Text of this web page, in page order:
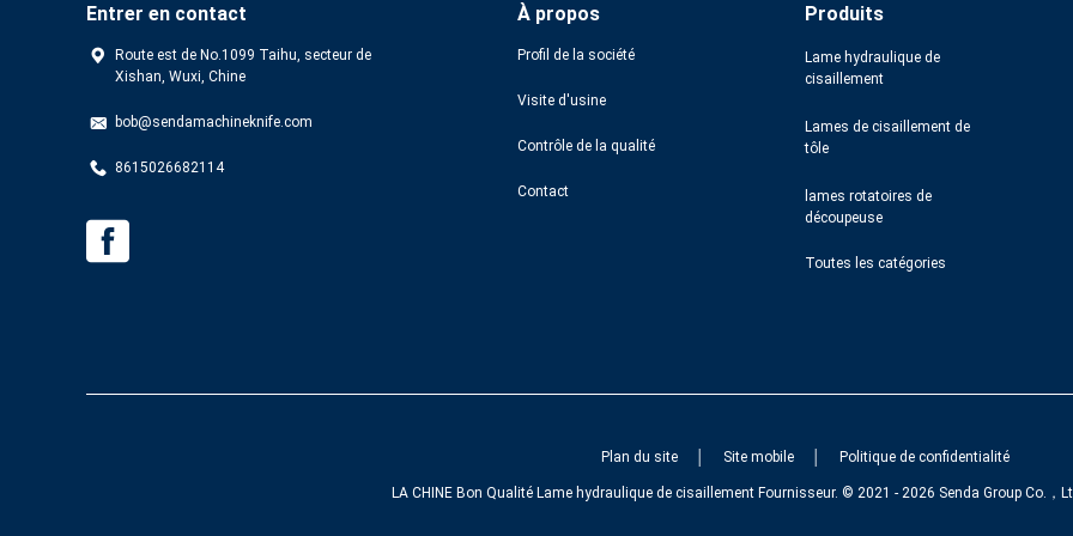
Entrer en contact
Route est de No.1099 Taihu, secteur de
Xishan, Wuxi, Chine
bob@sendamachineknife.com
8615026682114
À propos
Profil de la société
Visite d'usine
Contrôle de la qualité
Contact
Produits
Lame hydraulique de
cisaillement
Lames de cisaillement de
tôle
lames rotatoires de
découpeuse
Toutes les catégories
Plan du site Site mobile Politique de confidentialité
LA CHINE Bon Qualité Lame hydraulique de cisaillement Fournisseur. © 2021 - 2026 Senda Group Co.，